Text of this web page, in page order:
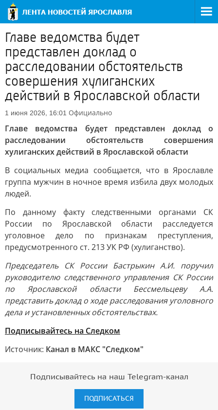
Главе ведомства будет
представлен доклад о
расследовании обстоятельств
совершения хулиганских
действий в Ярославской области
1 июня 2026, 16:01 Официально
Главе ведомства будет представлен доклад о
расследовании обстоятельств совершения
хулиганских действий в Ярославской области
В социальных медиа сообщается, что в Ярославле
группа мужчин в ночное время избила двух молодых
людей.
По данному факту следственными органами СК
России по Ярославской области расследуется
уголовное дело по признакам преступления,
предусмотренного ст. 213 УК РФ (хулиганство).
Председатель СК России Бастрыкин А.И. поручил
руководителю следственного управления СК России
по Ярославской области Бессмельцеву А.А.
представить доклад о ходе расследования уголовного
дела и установленных обстоятельствах.
Подписывайтесь на Следком
Источник: Канал в МАКС "Следком"
Подписывайтесь на наш Telegram-канал
ПОДПИСАТЬСЯ